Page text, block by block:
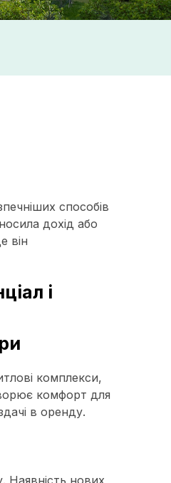
способів
дохід або
він
і
комплекси,
комфорт для
в оренду.
Наявність нових